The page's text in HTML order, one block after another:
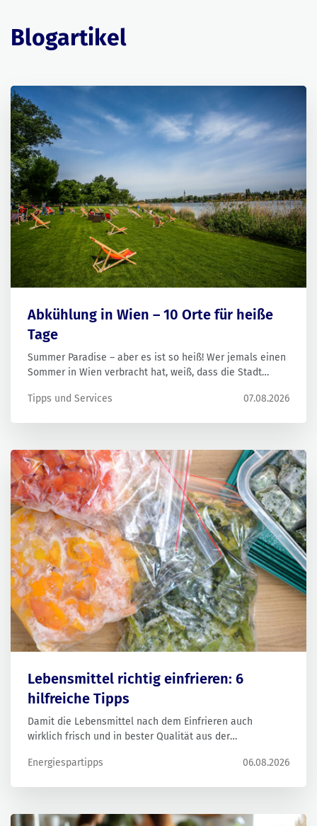
Blogartikel
Abkühlung in Wien – 10 Orte für heiße
Tage
Summer Paradise – aber es ist so heiß! Wer jemals einen
Sommer in Wien verbracht hat, weiß, dass die Stadt
eins: Der Hitze entfliehen.
Tipps und Services 07.08.2026
Lebensmittel richtig einfrieren: 6
hilfreiche Tipps
Damit die Lebensmittel nach dem Einfrieren auch
wirklich frisch und in bester Qualität aus der
haben die wichtigsten Tipps rund ums Einfrieren
Energiespartipps 06.08.2026